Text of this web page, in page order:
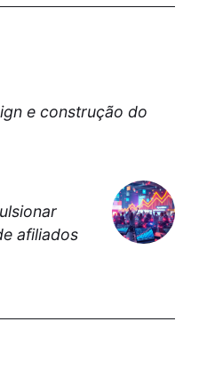
e construção do
afiliados